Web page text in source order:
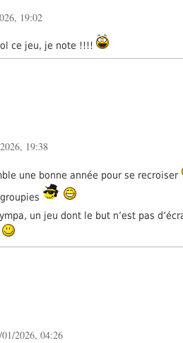
19:02
ce jeu, je note !!!!
19:38
une bonne année pour se recroiser
un jeu dont le but n’est pas
2026, 04:26